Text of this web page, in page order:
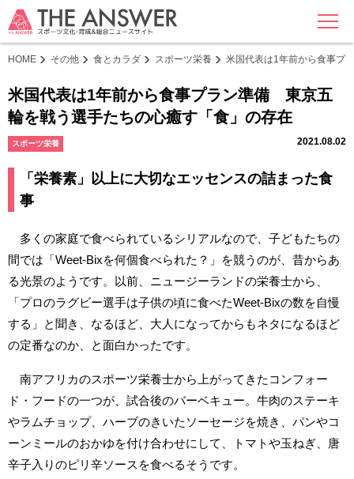
MENU
HOME その他 食とカラダ スポーツ栄養 米国代表は1年前から食事プ
米国代表は1年前から食事プラン準備 東京五
輪を戦う選手たちの心癒す「食」の存在
スポーツ栄養 2021.08.02
「栄養素」以上に大切なエッセンスの詰まった食
事
多くの家庭で食べられているシリアルなので、子どもたちの
間では「Weet-Bixを何個食べられた？」を競うのが、昔からあ
る光景のようです。以前、ニュージーランドの栄養士から、
「プロのラグビー選手は子供の頃に食べたWeet-Bixの数を自慢
する」と聞き、なるほど、大人になってからもネタになるほど
の定番なのか、と面白かったです。
南アフリカのスポーツ栄養士から上がってきたコンフォー
ド・フードの一つが、試合後のバーベキュー。牛肉のステーキ
やラムチョップ、ハーブのきいたソーセージを焼き、パンやコ
ーンミールのおかゆを付け合わせにして、トマトや玉ねぎ、唐
辛子入りのピリ辛ソースを食べるそうです。